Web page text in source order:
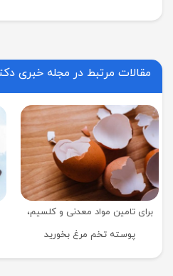
مقالات مرتبط در مجله خبری
برای تامین مواد معدنی و کلسیم،
پوسته تخم مرغ بخورید